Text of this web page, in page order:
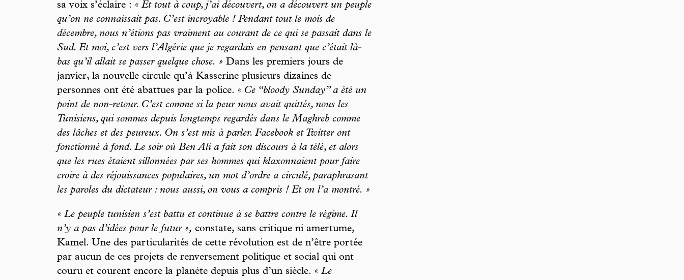
sa voix s’éclaire : « Et tout à coup, j’ai découvert, on a découvert un peuple
qu’on ne connaissait pas. C’est incroyable ! Pendant tout le mois de
décembre, nous n’étions pas vraiment au courant de ce qui se passait dans le
Sud. Et moi, c’est vers l’Algérie que je regardais en pensant que c’était là-
bas qu’il allait se passer quelque chose. » Dans les premiers jours de
janvier, la nouvelle circule qu’à Kasserine plusieurs dizaines de
personnes ont été abattues par la police. « Ce “bloody Sunday” a été un
point de non-retour. C’est comme si la peur nous avait quittés, nous les
Tunisiens, qui sommes depuis longtemps regardés dans le Maghreb comme
des lâches et des peureux. On s’est mis à parler. Facebook et Twitter ont
fonctionné à fond. Le soir où Ben Ali a fait son discours à la télé, et alors
que les rues étaient sillonnées par ses hommes qui klaxonnaient pour faire
croire à des réjouissances populaires, un mot d’ordre a circulé, paraphrasant
les paroles du dictateur : nous aussi, on vous a compris ! Et on l’a montré. »
« Le peuple tunisien s’est battu et continue à se battre contre le régime. Il
n’y a pas d’idées pour le futur », constate, sans critique ni amertume,
Kamel. Une des particularités de cette révolution est de n’être portée
par aucun de ces projets de renversement politique et social qui ont
couru et courent encore la planète depuis plus d’un siècle. « Le